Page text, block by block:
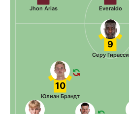
Everaldo
Jhon Arias
10
Юлиан Брандт
9
Серу Гирасси